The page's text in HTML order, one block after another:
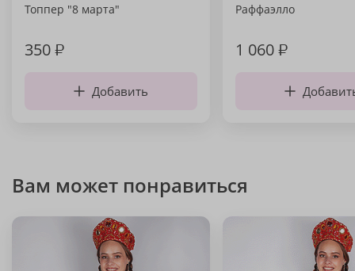
Топпер "8 марта"
350₽
Добавить
Раффаэлло
1 060₽
Вам может понравиться